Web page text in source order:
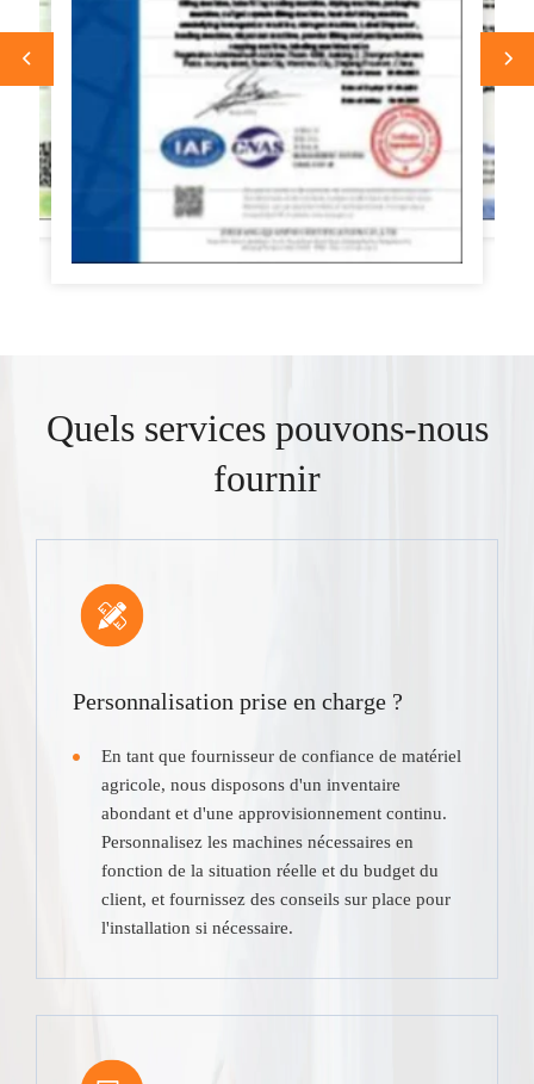
Quels services pouvons-nous
fournir
Personnalisation prise en charge ?
En tant que fournisseur de confiance de matériel
agricole, nous disposons d'un inventaire
abondant et d'une approvisionnement continu.
Personnalisez les machines nécessaires en
fonction de la situation réelle et du budget du
client, et fournissez des conseils sur place pour
l'installation si nécessaire.